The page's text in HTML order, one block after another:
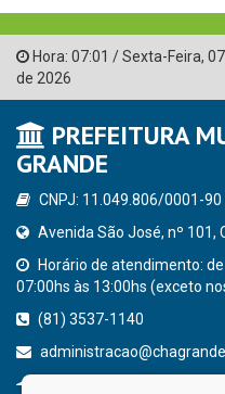
Hora: 07:01 /Sexta-Feira,
de 2026
PREFEITURA
GRANDE
CNPJ: 11.049.806/0001-90
Avenida São José, nº 101,
Horário de atendimento:
07:00hs às 13:00hs (exceto
(81) 3537-1140